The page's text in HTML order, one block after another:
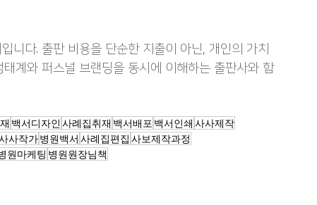
니다. 출판 비용을 단순한 지출이 아닌, 개인의 가치
계와 퍼스널 브랜딩을 동시에 이해하는 출판사와 함
백서디자인 사례집취재 백서배포 백서인쇄 사사제작
사작가병원백서 사례집편집 사보제작과정
원마케팅 병원원장님책